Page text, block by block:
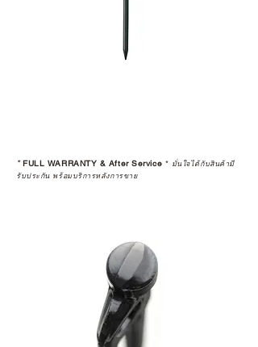
ค้าที่คุณกำลังเลือกซื้อนั้น มีการรับ
ประกันสินค้าจากตัวแทนจำหน่าย
อย่างเป็นทางการหรือไม่ เพื่อให้คุณ
ในอุปกรณ์ที่คุณรัก มีคุณค่าอย่าง
ตัวแทนจำหน่ายที่ได้รับการแต่งตั้ง
เพื่อให้คุณได้รับทั้งสินค้า และ
ประสบการณ์ที่สมบูรณ์แบบในระยะ
อ่านต่อเรื่องการรับประกันสินค้าได้
*FULL WARRANTY & After Service * มั่นใจได้กับสินค้ามี
รับประกัน พร้อมบริการหลังการขาย